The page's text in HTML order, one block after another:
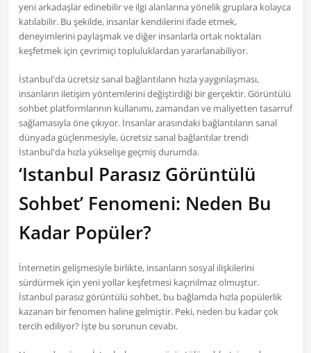
yeni arkadaşlar edinebilir ve ilgi alanlarına yönelik gruplara kolayca
katılabilir. Bu şekilde, insanlar kendilerini ifade etmek,
deneyimlerini paylaşmak ve diğer insanlarla ortak noktaları
keşfetmek için çevrimiçi topluluklardan yararlanabiliyor.
İstanbul'da ücretsiz sanal bağlantıların hızla yaygınlaşması,
insanların iletişim yöntemlerini değiştirdiği bir gerçektir. Görüntülü
sohbet platformlarının kullanımı, zamandan ve maliyetten tasarruf
sağlamasıyla öne çıkıyor. İnsanlar arasındaki bağlantıların sanal
dünyada güçlenmesiyle, ücretsiz sanal bağlantılar trendi
İstanbul'da hızla yükselişe geçmiş durumda.
‘Istanbul Parasız Görüntülü
Sohbet’ Fenomeni: Neden Bu
Kadar Popüler?
İnternetin gelişmesiyle birlikte, insanların sosyal ilişkilerini
sürdürmek için yeni yollar keşfetmesi kaçınılmaz olmuştur.
İstanbul parasız görüntülü sohbet, bu bağlamda hızla popülerlik
kazanan bir fenomen haline gelmiştir. Peki, neden bu kadar çok
tercih ediliyor? İşte bu sorunun cevabı.